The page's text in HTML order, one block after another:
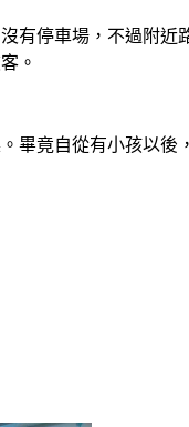
有停車場，不過附
。
畢竟自從有小孩以